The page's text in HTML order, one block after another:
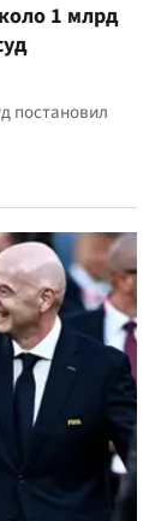
1 млрд
постановил